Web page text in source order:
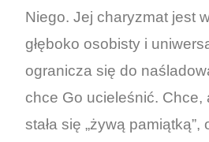
Niego. Jej charyzmat jest
głęboko osobisty i
ogranicza się do
chce Go ucieleśnić.
stała się „żywą pamiątką”,